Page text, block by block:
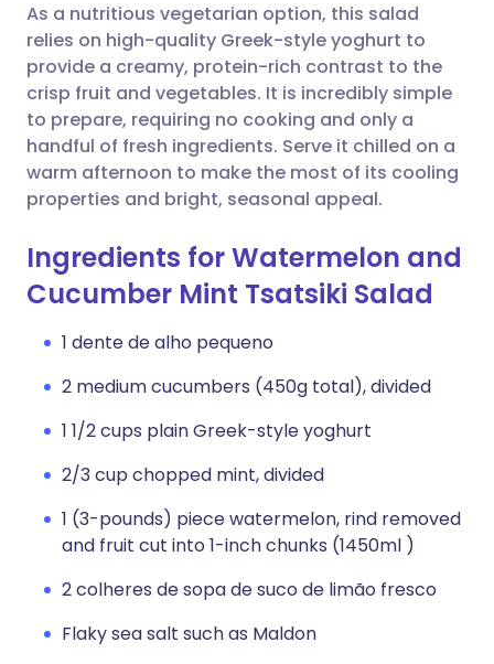
Compartilhar via WhatsApp
Copiar link
🇸🇦 عربي 🇸🇪 Svenska
As a nutritious vegetarian option, this salad
relies on high-quality Greek-style yoghurt to
provide a creamy, protein-rich contrast to the
crisp fruit and vegetables. It is incredibly simple
to prepare, requiring no cooking and only a
handful of fresh ingredients. Serve it chilled on a
warm afternoon to make the most of its cooling
properties and bright, seasonal appeal.
Ingredients for Watermelon and
Cucumber Mint Tsatsiki Salad
1 dente de alho pequeno
2 medium cucumbers (450g total), divided
1 1/2 cups plain Greek-style yoghurt
2/3 cup chopped mint, divided
1 (3-pounds) piece watermelon, rind removed
and fruit cut into 1-inch chunks (1450ml )
2 colheres de sopa de suco de limão fresco
Flaky sea salt such as Maldon